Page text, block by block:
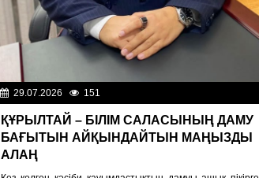
29.07.2026 151
ҚҰРЫЛТАЙ – БІЛІМ САЛАСЫНЫҢ ДАМУ
БАҒЫТЫН АЙҚЫНДАЙТЫН МАҢЫЗДЫ
АЛАҢ